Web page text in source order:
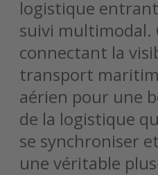
logistique
suivi multimodal.
connectant la
transport
aérien pour une
de la logistique
se synchroniser
une véritable